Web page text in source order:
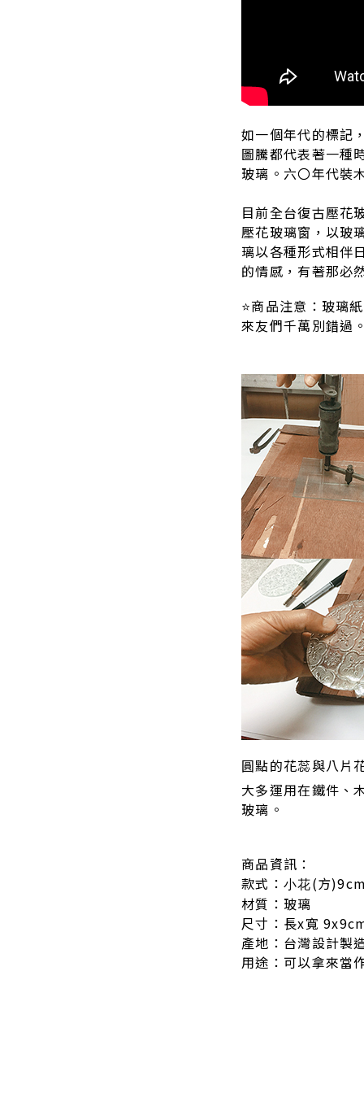
如一個年代的標記
圖騰都代表著一種
玻璃。六〇年代裝
目前全台復古壓花
壓花玻璃窗，以玻
璃以各種形式相伴
的情感，有著那必
⭐商品注意：玻璃
來友們千萬別錯過
圓點的花蕊與八片
大多運用在鐵件、
玻璃。
商品資訊：
款式： 小花(方
材質：玻璃
尺寸：長x寬
產地：台灣設計製
用途：可以拿來當